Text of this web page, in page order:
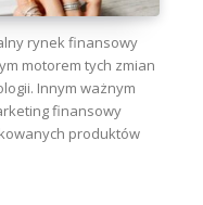
rynek finansowy
motorem tych zmian
Innym ważnym
finansowy
produktów